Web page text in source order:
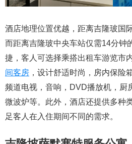
酒店地理位置优越，距离吉隆玻国
而距离吉隆玻中央车站仅需14分钟
捷，客人可选择乘搭出租车游览市
间客房 ，设计舒适时尚，房内保险
频道电视，音响，DVD播放机，厨
微波炉等。此外，酒店还提供多种
足客人在入住期间不同的需求。